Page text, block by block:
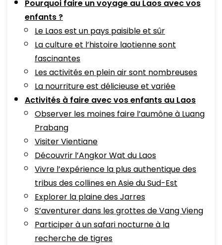
Pourquoi faire un voyage au Laos avec vos
enfants ?
Le Laos est un pays paisible et sûr
La culture et l’histoire laotienne sont
fascinantes
Les activités en plein air sont nombreuses
La nourriture est délicieuse et variée
Activités à faire avec vos enfants au Laos
Observer les moines faire l’aumône à Luang
Prabang
Visiter Vientiane
Découvrir l’Angkor Wat du Laos
Vivre l’expérience la plus authentique des
tribus des collines en Asie du Sud-Est
Explorer la plaine des Jarres
S’aventurer dans les grottes de Vang Vieng
Participer à un safari nocturne à la
recherche de tigres